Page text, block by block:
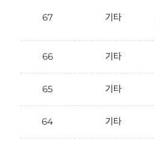
67 기타
66 기타
65 기타
64 기타